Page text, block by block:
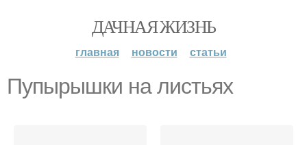
ДАЧНАЯ ЖИЗНЬ
главная новости статьи
Пупырышки на листьях